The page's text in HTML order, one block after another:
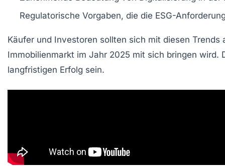
Regulatorische Vorgaben, die die ESG-
Käufer und Investoren sollten sich mit diesen
Immobilienmarkt im Jahr 2025 mit sich bringen
langfristigen Erfolg sein.